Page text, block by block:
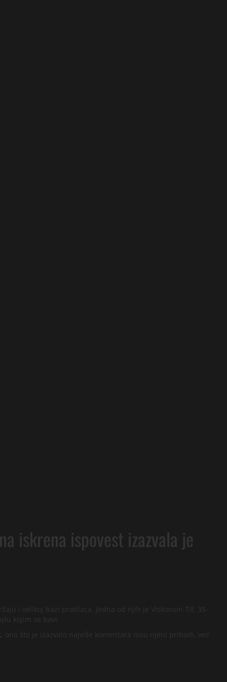
iskrena ispovest izazvala je
i velikoj bazi pratilaca. Jedna od njih je Viskonsin Tif, 35-
kojim se bavi.
što je izazvalo najviše komentara nisu njeni prihodi, već